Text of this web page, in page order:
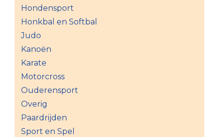
Hondensport
Honkbal en Softbal
Judo
Kanoën
Karate
Motorcross
Ouderensport
Overig
Paardrijden
Sport en Spel